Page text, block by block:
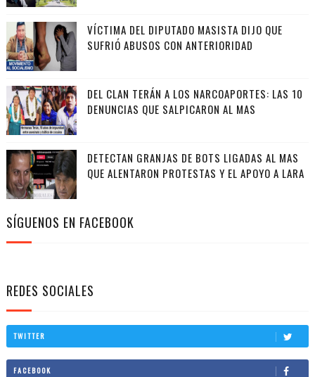
VÍCTIMA DEL DIPUTADO MASISTA DIJO QUE
SUFRIÓ ABUSOS CON ANTERIORIDAD
DEL CLAN TERÁN A LOS NARCOAPORTES: LAS 10
DENUNCIAS QUE SALPICARON AL MAS
DETECTAN GRANJAS DE BOTS LIGADAS AL MAS
QUE ALENTARON PROTESTAS Y EL APOYO A LARA
SÍGUENOS EN FACEBOOK
REDES SOCIALES
TWITTER
FACEBOOK